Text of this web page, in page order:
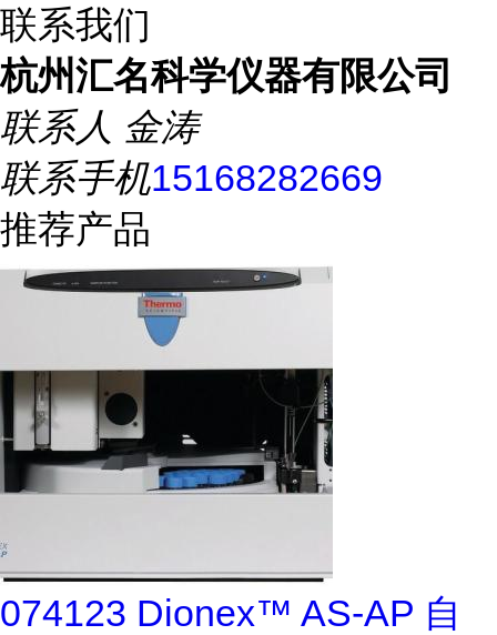
联系我们
杭州汇名科学仪器有限公司
联系人 金涛
联系手机15168282669
推荐产品
074123 Dionex™ AS-AP 自